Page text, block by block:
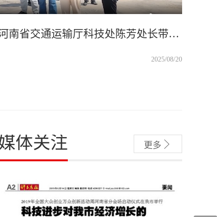
河南省交通运输厅科技处陈芳处长带队莅临许昌，调研德通路面再生列车研发和应用成果，厅建设技术中心、省交通投资集团许昌分公司、许昌绕城高速公路公司等主要负责同志陪同调研。
2025/08/20
体关注 更多 